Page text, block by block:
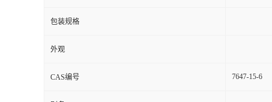
包装规格
外观
CAS编号 7647-15-6